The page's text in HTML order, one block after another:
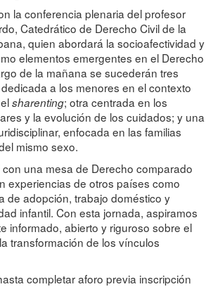
la conferencia plenaria del profesor
Catedrático de Derecho Civil de la
quien abordará la socioafectividad y
elementos emergentes en el Derecho
de la mañana se sucederán tres
a los menores en el contexto
sharenting; otra centrada en los
y la evolución de los cuidados; y una
enfocada en las familias
mismo sexo.
una mesa de Derecho comparado
experiencias de otros países como
de adopción, trabajo doméstico y
infantil. Con esta jornada, aspiramos
informado, abierto y riguroso sobre el
transformación de los vínculos
completar aforo previa inscripción